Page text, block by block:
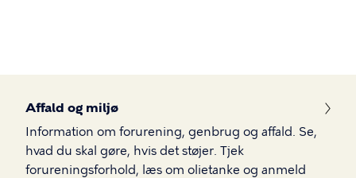
Borger
Affald og miljø
Information om forurening, genbrug og affald. Se,
hvad du skal gøre, hvis det støjer. Tjek
forureningsforhold, læs om olietanke og anmeld